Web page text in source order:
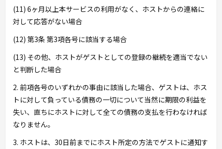
(11) 6ヶ月以上本サービスの利用がなく、ホストからの連絡に
対して応答がない場合
(12) 第3条 第3項各号に該当する場合
(13) その他、ホストがゲストとしての登録の継続を適当でない
と判断した場合
2. 前項各号のいずれかの事由に該当した場合、ゲストは、ホス
トに対して負っている債務の一切について当然に期限の利益を
失い、直ちにホストに対して全ての債務の支払を行わなければ
なりません。
3. ホストは、30日前までにホスト所定の方法でゲストに通知す